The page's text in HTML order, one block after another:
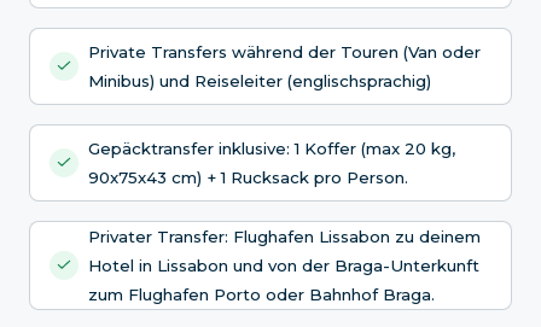
Private Transfers während der Touren (Van oder
Minibus) und Reiseleiter (englischsprachig)
Gepäcktransfer inklusive: 1 Koffer (max 20 kg,
90x75x43 cm) + 1 Rucksack pro Person.
Privater Transfer: Flughafen Lissabon zu deinem
Hotel in Lissabon und von der Braga-Unterkunft
zum Flughafen Porto oder Bahnhof Braga.